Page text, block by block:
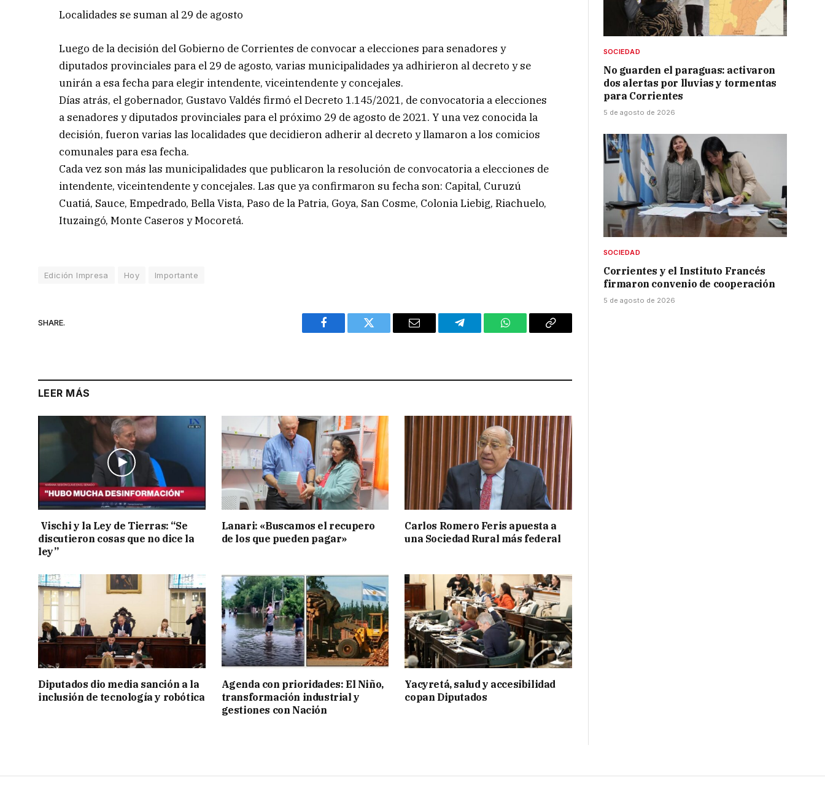
Localidades se suman al 29 de agosto
Luego de la decisión del Gobierno de Corrientes de convocar a elecciones para senadores y
diputados provinciales para el 29 de agosto, varias municipalidades ya adhirieron al decreto y se
unirán a esa fecha para elegir intendente, viceintendente y concejales.
Días atrás, el gobernador, Gustavo Valdés firmó el Decreto 1.145/2021, de convocatoria a elecciones
a senadores y diputados provinciales para el próximo 29 de agosto de 2021. Y una vez conocida la
decisión, fueron varias las localidades que decidieron adherir al decreto y llamaron a los comicios
comunales para esa fecha.
Cada vez son más las municipalidades que publicaron la resolución de convocatoria a elecciones de
intendente, viceintendente y concejales. Las que ya confirmaron su fecha son: Capital, Curuzú
Cuatiá, Sauce, Empedrado, Bella Vista, Paso de la Patria, Goya, San Cosme, Colonia Liebig, Riachuelo,
Ituzaingó, Monte Caseros y Mocoretá.
Edición Impresa Hoy Importante
SHARE.
Facebook Twitter Email Telegram WhatsAppCopy
LEER MÁS
Vischi y la Ley de Tierras: “Se
discutieron cosas que no dice la
ley”
Lanari: «Buscamos el recupero
de los que pueden pagar»
Carlos Romero Feris apuesta a
una Sociedad Rural más federal
Diputados dio media sanción a la
inclusión de tecnología y robótica
Agenda con prioridades: El Niño,
transformación industrial y
gestiones con Nación
Yacyretá, salud y accesibilidad
copan Diputados
SOCIEDAD
No guarden el paraguas: activaron
dos alertas por lluvias y tormentas
para Corrientes
5 de agosto de 2026
SOCIEDAD
Corrientes y el Instituto Francés
firmaron convenio de cooperación
5 de agosto de 2026